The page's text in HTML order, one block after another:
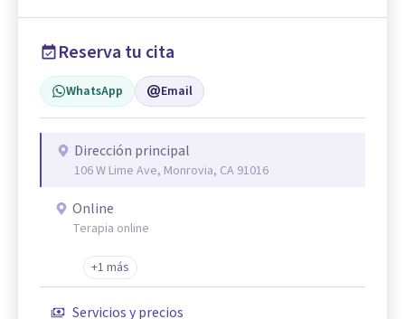
Reserva tu cita
WhatsApp Email
Dirección principal
106 W Lime Ave, Monrovia, CA 91016
Online
Terapia online
+1 más
Servicios y precios